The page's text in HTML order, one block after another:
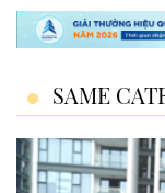
SAME